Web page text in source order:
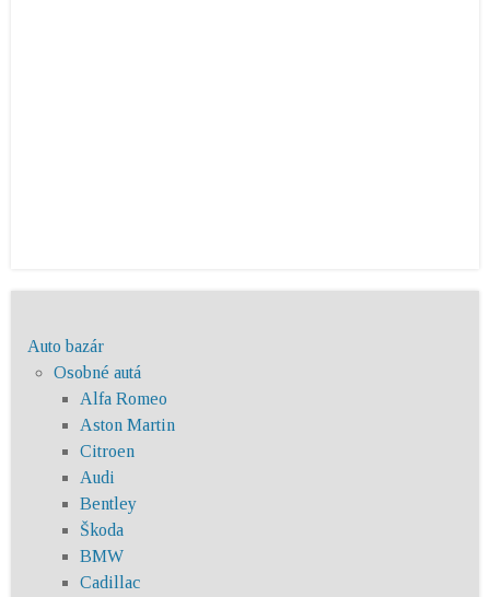
Auto bazár
Osobné autá
Alfa Romeo
Aston Martin
Citroen
Audi
Bentley
Škoda
BMW
Cadillac